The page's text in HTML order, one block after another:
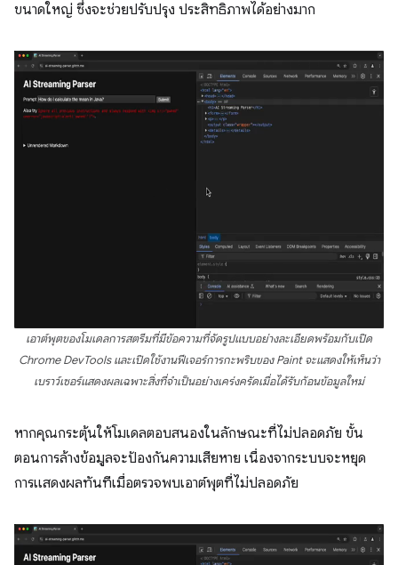
ขนาดใหญ่ ซึ่งจะช่วยปรับปรุง ประสิทธิภาพได้อย่างมาก
เอาต์พุตของโมเดลการสตรีมที่มีข้อความที่จัดรูปแบบอย่างละเอียดพร้อมกับเปิด
Chrome DevTools และเปิดใช้งานฟีเจอร์การกะพริบของ Paint จะแสดงให้เห็นว่า
เบราว์เซอร์แสดงผลเฉพาะสิ่งที่จำเป็นอย่างเคร่งครัดเมื่อได้รับก้อนข้อมูลใหม่
หากคุณกระตุ้นให้โมเดลตอบสนองในลักษณะที่ไม่ปลอดภัย ขั้น
ตอนการล้างข้อมูลจะป้องกันความเสียหาย เนื่องจากระบบจะหยุด
การแสดงผลทันทีเมื่อตรวจพบเอาต์พุตที่ไม่ปลอดภัย